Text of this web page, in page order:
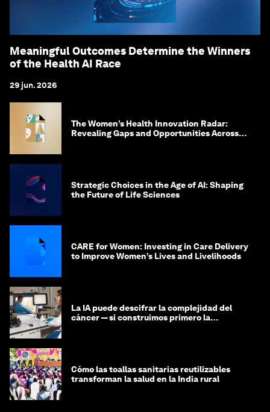
Meaningful Outcomes Determine the Winners
of the Health AI Race
29 jun. 2026
The Women’s Health Innovation Radar:
Revealing Gaps and Opportunities Across
Strategic Choices in the Age of AI: Shaping
the Future of Life Sciences
CARE for Women: Investing in Care Delivery
to Improve Women’s Lives and Livelihoods
La IA puede descifrar la complejidad del
cáncer — si construimos primero la
Cómo las toallas sanitarias reutilizables
transforman la salud en la India rural